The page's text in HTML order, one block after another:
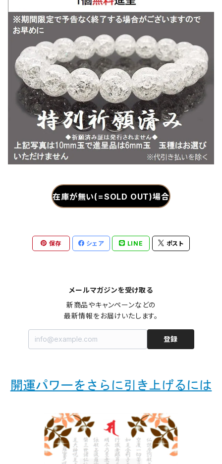
在庫が無い(=SOLD OUT)場合
保存 シェア LINE ポスト
メールマガジンを受け取る
新商品やキャンペーンなどの
最新情報をお届けいたします。
登録